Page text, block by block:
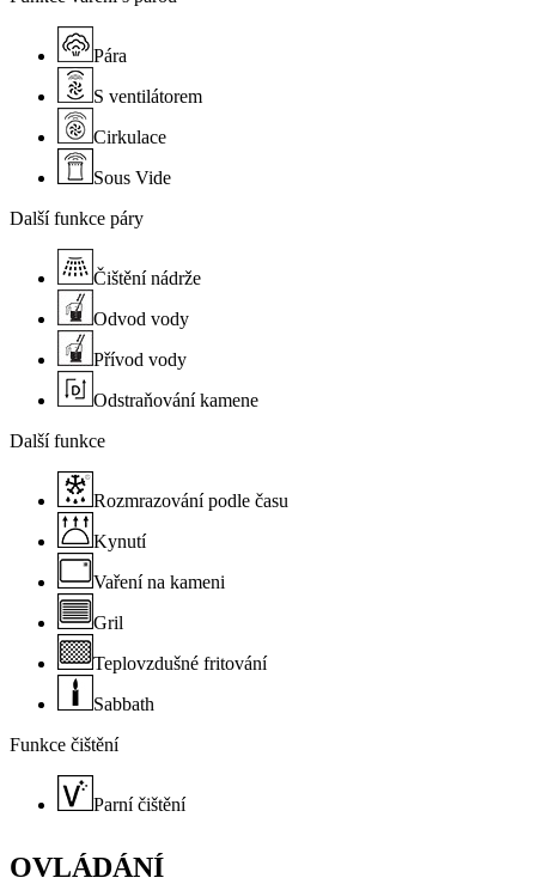
Pára
S ventilátorem
Cirkulace
Sous Vide
Další funkce páry
Čištění nádrže
Odvod vody
Přívod vody
Odstraňování kamene
Další funkce
Rozmrazování podle času
Kynutí
Vaření na kameni
Gril
Teplovzdušné fritování
Sabbath
Funkce čištění
Parní čištění
OVLÁDÁNÍ